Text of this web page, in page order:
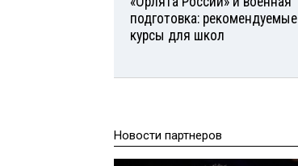
подготовка: рекомендуемые
курсы для школ
Новости партнеров